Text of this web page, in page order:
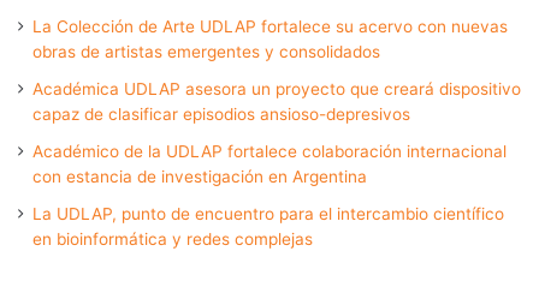
La Colección de Arte UDLAP fortalece su acervo con nuevas
obras de artistas emergentes y consolidados
Académica UDLAP asesora un proyecto que creará dispositivo
capaz de clasificar episodios ansioso-depresivos
Académico de la UDLAP fortalece colaboración internacional
con estancia de investigación en Argentina
La UDLAP, punto de encuentro para el intercambio científico
en bioinformática y redes complejas